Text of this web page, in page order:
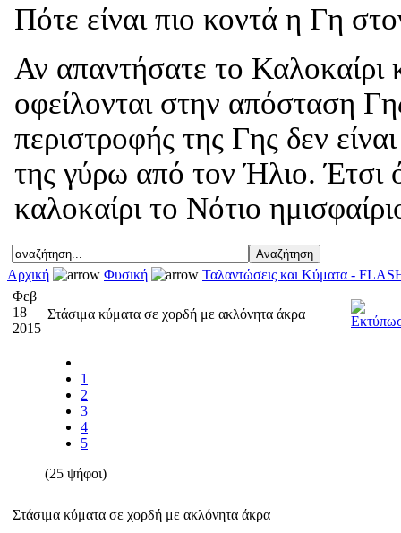
Πότε είναι πιο κοντά η Γη
Αν απαντήσατε το Καλοκαίρι
οφείλονται στην απόσταση
περιστροφής της Γης δεν
της γύρω από τον Ήλιο. Έτσι
καλοκαίρι το Νότιο
Αρχική Φυσική
Ταλαντώσεις και Κύματα -
Φεβ
18
2015
Στάσιμα κύματα σε χορδή με ακλόνητα άκρα
1
2
3
4
5
(25 ψήφοι)
Στάσιμα κύματα σε χορδή με ακλόνητα άκρα